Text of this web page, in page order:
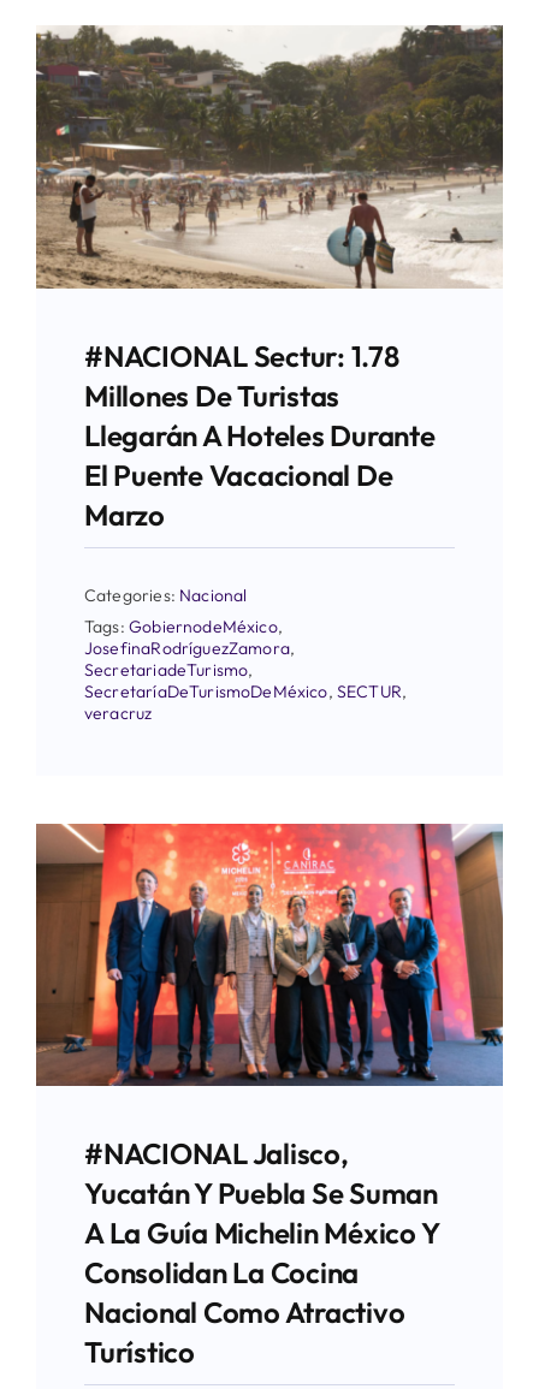
#NACIONAL Sectur: 1.78
Millones De Turistas
Llegarán A Hoteles Durante
El Puente Vacacional De
Marzo
Categories: Nacional
Tags:GobiernodeMéxico,
JosefinaRodríguezZamora,
SecretariadeTurismo,
SecretaríaDeTurismoDeMéxico, SECTUR,
veracruz
#NACIONAL Jalisco,
Yucatán Y Puebla Se Suman
A La Guía Michelin México Y
Consolidan La Cocina
Nacional Como Atractivo
Turístico